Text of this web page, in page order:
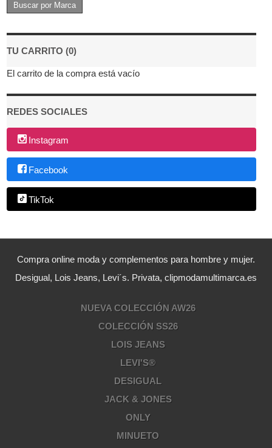
TU CARRITO (0)
El carrito de la compra está vacío
REDES SOCIALES
Instagram
Facebook
TikTok
Compra online moda y complementos para hombre y mujer.
Desigual, Lois Jeans, Levi´s. Privata, clipmodamultimarca.es
NUEVA COLECCIÓN AW26
COLECCIÓN SS26
LOIS JEANS
LEVI'S®
DESIGUAL
JACK & JONES
ONLY
MINUETO